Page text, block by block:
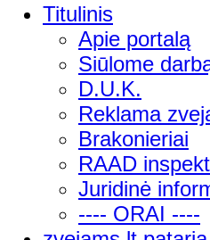
Titulinis
Apie portalą
Siūlome
D.U.K.
Reklama
Brakonieriai
RAAD
Juridinė
---- ORAI ----